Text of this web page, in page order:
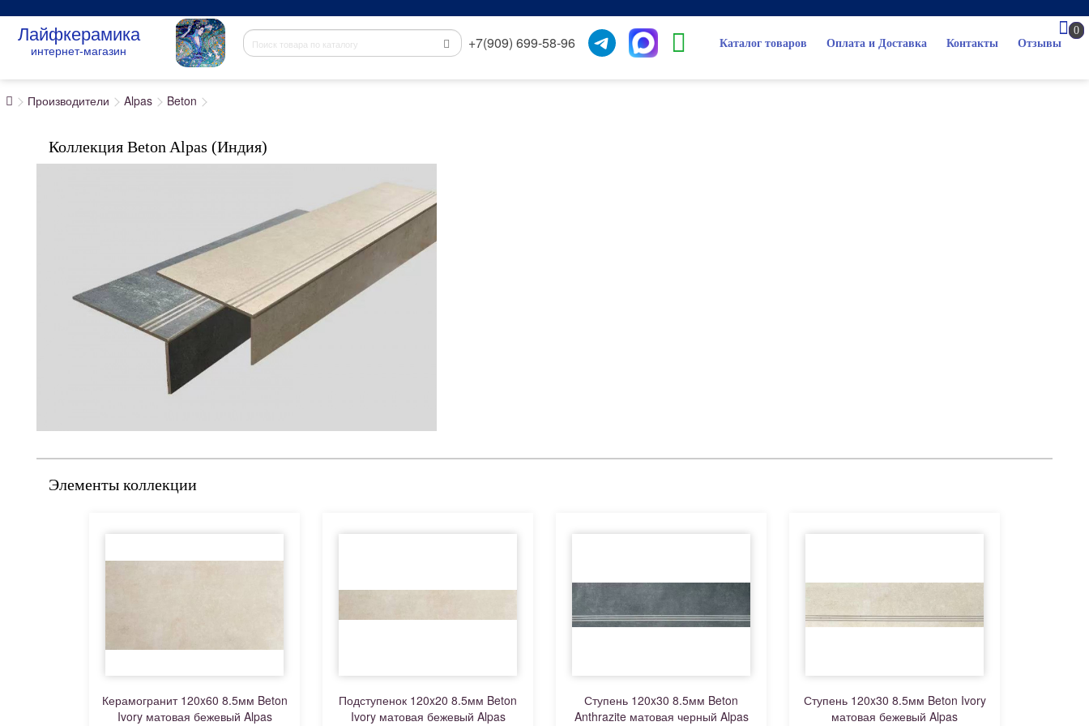
Лайфкерамика
интернет-магазин +7(909) 699-58-96 Каталог товаров Оплата и Доставка Контакты Отзывы
0
Производители Alpas Beton
Коллекция Beton Alpas (Индия)
Элементы коллекции
Керамогранит 120x60 8.5мм Beton
Ivory матовая бежевый Alpas
Подступенок 120x20 8.5мм Beton
Ivory матовая бежевый Alpas
Ступень 120x30 8.5мм Beton
Anthrazite матовая черный Alpas
Ступень 120x30 8.5мм Beton Ivory
матовая бежевый Alpas